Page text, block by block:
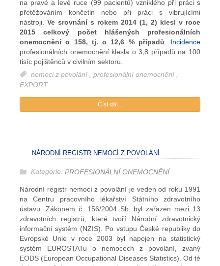
na pravé a levé ruce (99 pacientů) vzniklého při práci s
přetěžováním končetin nebo při práci s vibrujícími
nástroji. Ve srovnání s rokem 2014 (1, 2) klesl v roce
2015 celkový počet hlášených profesionálních
onemocnění o 158, tj. o 12,6 % případů
Incidence
profesionálních onemocnění klesla o 3,8 případů na 100
tisíc pojištěnců v civilním sektoru.
nemoci z povolání
profesionální onemocnění
EXPORT
Číst dál...
NÁRODNÍ REGISTR NEMOCÍ Z POVOLÁNÍ
Kategorie: PROFESIONÁLNÍ ONEMOCNĚNÍ
Národní registr nemocí z povolání je veden od roku 1991
na Centru pracovního lékařství Státního zdravotního
ústavu. Zákonem č. 156/2004 Sb. byl zařazen mezi 13
zdravotních registrů, které tvoří Národní zdravotnický
informační systém (NZIS). Po vstupu České republiky do
Evropské Unie v roce 2003 byl napojen na statistický
systém EUROSTATu o nemocech z povolání, zvaný
EODS (European Occupational Diseases Statistics). Od té